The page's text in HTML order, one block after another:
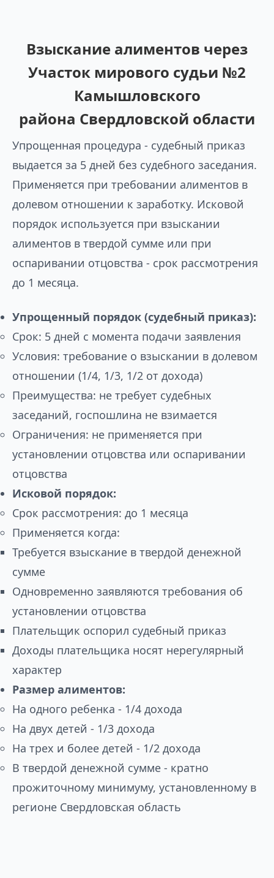
Взыскание алиментов через
Участок мирового судьи №2
Камышловского
района Свердловской области
Упрощенная процедура - судебный приказ
выдается за 5 дней без судебного заседания.
Применяется при требовании алиментов в
долевом отношении к заработку. Исковой
порядок используется при взыскании
алиментов в твердой сумме или при
оспаривании отцовства - срок рассмотрения
до 1 месяца.
Упрощенный порядок (судебный приказ):
Срок: 5 дней с момента подачи заявления
Условия: требование о взыскании в долевом
отношении (1/4, 1/3, 1/2 от дохода)
Преимущества: не требует судебных
заседаний, госпошлина не взимается
Ограничения: не применяется при
установлении отцовства или оспаривании
отцовства
Исковой порядок:
Срок рассмотрения: до 1 месяца
Применяется когда:
Требуется взыскание в твердой денежной
сумме
Одновременно заявляются требования об
установлении отцовства
Плательщик оспорил судебный приказ
Доходы плательщика носят нерегулярный
характер
Размер алиментов:
На одного ребенка - 1/4 дохода
На двух детей - 1/3 дохода
На трех и более детей - 1/2 дохода
В твердой денежной сумме - кратно
прожиточному минимуму, установленному в
регионе Свердловская область